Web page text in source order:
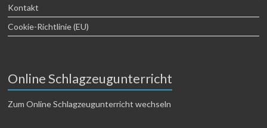
Kontakt
Cookie-Richtlinie (EU)
Online Schlagzeugunterricht
Zum Online Schlagzeugunterricht wechseln